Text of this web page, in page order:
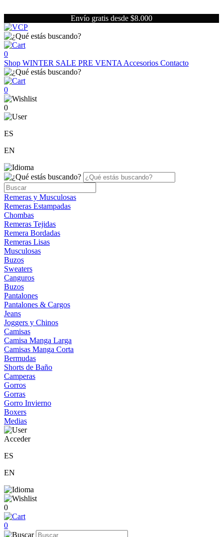
Envío gratis desde $8.000
0
Shop WINTER SALE PRE VENTA Accesorios Contacto
0
0
ES
EN
Remeras y Musculosas
Remeras Estampadas
Chombas
Remeras Tejidas
Remera Bordadas
Remeras Lisas
Musculosas
Buzos
Sweaters
Canguros
Buzos
Pantalones
Pantalones & Cargos
Jeans
Joggers y Chinos
Camisas
Camisa Manga Larga
Camisas Manga Corta
Bermudas
Shorts de Baño
Camperas
Gorros
Gorras
Gorro Invierno
Boxers
Medias
Acceder
ES
EN
0
0